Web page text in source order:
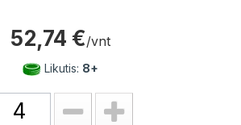
52,74 €/vnt
Likutis: 8+